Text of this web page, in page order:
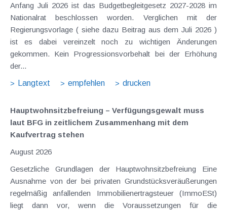
Anfang Juli 2026 ist das Budgetbegleitgesetz 2027-2028 im
Nationalrat beschlossen worden. Verglichen mit der
Regierungsvorlage ( siehe dazu Beitrag aus dem Juli 2026 )
ist es dabei vereinzelt noch zu wichtigen Änderungen
gekommen. Kein Progressionsvorbehalt bei der Erhöhung
der...
Langtext
empfehlen drucken
Hauptwohnsitz​­befreiung – Verfügungsgewalt muss
laut BFG in zeitlichem Zusammenhang mit dem
Kaufvertrag stehen
August 2026
Gesetzliche Grundlagen der Hauptwohnsitzbefreiung Eine
Ausnahme von der bei privaten Grundstücksveräußerungen
regelmäßig anfallenden Immobilienertragsteuer (ImmoESt)
liegt dann vor, wenn die Voraussetzungen für die